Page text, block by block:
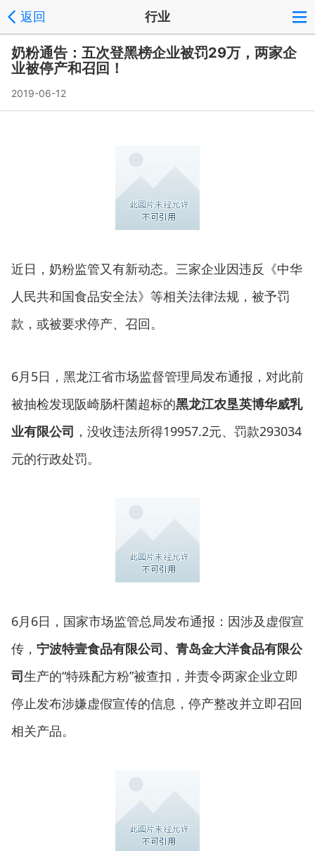
返回 行业
奶粉通告：五次登黑榜企业被罚29万，两家企
业被停产和召回！
2019-06-12
近日，奶粉监管又有新动态。三家企业因违反《中华
人民共和国食品安全法》等相关法律法规，被予罚
款，或被要求停产、召回。
6月5日，黑龙江省市场监督管理局发布通报，对此前
被抽检发现阪崎肠杆菌超标的黑龙江农垦英博华威乳
业有限公司 ，没收违法所得19957.2元、罚款293034
元的行政处罚。
6月6日，国家市场监管总局发布通报：因涉及虚假宣
传， 宁波特壹食品有限公司、青岛金大洋食品有限公
司生产的“特殊配方粉”被查扣，并责令两家企业立即
停止发布涉嫌虚假宣传的信息，停产整改并立即召回
相关产品。